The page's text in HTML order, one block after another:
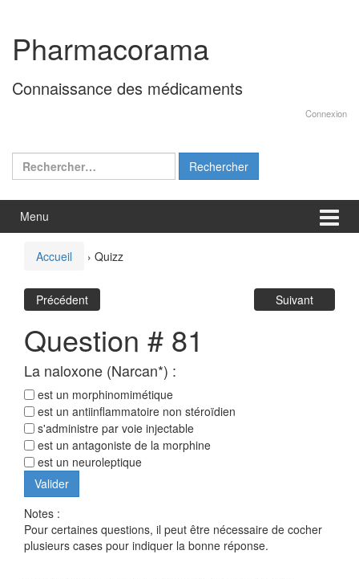
contenu
menu
principal
Pharmacorama
Connaissance des médicaments
Connexion
Rechercher :
Menu
Accueil › Quizz
Précédent Suivant
Question # 81
La naloxone (Narcan*) :
est un morphinomimétique
est un antiinflammatoire non stéroïdien
s'administre par voie injectable
est un antagoniste de la morphine
est un neuroleptique
Notes :
Pour certaines questions, il peut être nécessaire de cocher
plusieurs cases pour indiquer la bonne réponse.